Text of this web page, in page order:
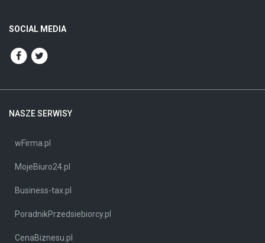
SOCIAL MEDIA
NASZE SERWISY
wFirma.pl
MojeBiuro24.pl
Business-tax.pl
PoradnikPrzedsiebiorcy.pl
CenaBiznesu.pl